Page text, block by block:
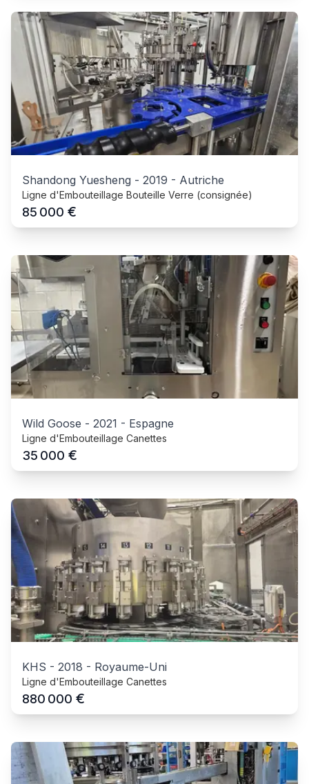
Shandong Yuesheng - 2019 - Autriche
Ligne d'Embouteillage Bouteille Verre (consignée)
85 000 €
Wild Goose - 2021 - Espagne
Ligne d'Embouteillage Canettes
35 000 €
KHS - 2018 - Royaume-Uni
Ligne d'Embouteillage Canettes
880 000 €